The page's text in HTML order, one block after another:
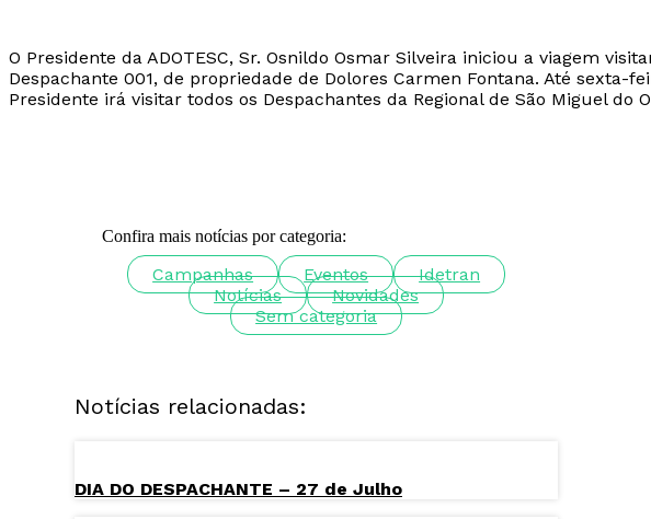
O Presidente da ADOTESC, Sr. Osnildo Osmar Silveira iniciou a viagem
Despachante 001, de propriedade de Dolores Carmen Fontana. Até sexta-
Presidente irá visitar todos os Despachantes da Regional de São Miguel do
Confira mais notícias por categoria:
Campanhas Eventos
Idetran
Notícias
Novidades
Sem categoria
Notícias relacionadas:
DIA DO DESPACHANTE – 27 de Julho